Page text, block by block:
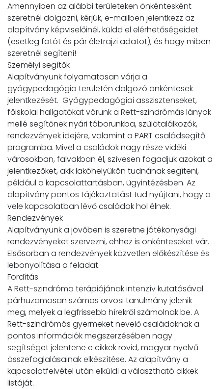
Amennyiben az alábbi területeken önkéntesként
szeretnél dolgozni, kérjük, e-mailben jelentkezz az
alapítvány képviselőinél, küldd el elérhetőségeidet
(esetleg fotót és pár életrajzi adatot), és hogy miben
szeretnél segíteni!
Személyi segítők
Alapítványunk folyamatosan várja a
gyógypedagógia területén dolgozó önkéntesek
jelentkezését. Gyógypedagógiai asszisztenseket,
főiskolai hallgatókat várunk a Rett-szindrómás lányok
mellé segítőnek nyári táborunkba, szülőtalálkozók,
rendezvények idejére, valamint a PART családsegítő
programba. Mivel a családok nagy része vidéki
városokban, falvakban él, szívesen fogadjuk azokat a
jelentkezőket, akik lakóhelyükön tudnának segíteni,
például a kapcsolattartásban, ügyintézésben. Az
alapítvány pontos tájékoztatást tud nyújtani, hogy a
vele kapcsolatban lévő családok hol élnek.
Rendezvények
Alapítványunk a jövőben is szeretne jótékonysági
rendezvényeket szervezni, ehhez is önkénteseket vár.
Elsősorban a rendezvények közvetlen előkészítése és
lebonyolítása a feladat.
Fordítás
A Rett-szindróma terápiájának intenzív kutatásával
párhuzamosan számos orvosi tanulmány jelenik
meg, melyek a legfrissebb hírekről számolnak be. A
Rett-szindrómás gyermeket nevelő családoknak a
pontos információk megszerzésében nagy
segítséget jelentene e cikkek rövid, magyar nyelvű
összefoglalásainak elkészítése. Az alapítvány a
kapcsolatfelvétel után elküldi a választható cikkek
listáját.